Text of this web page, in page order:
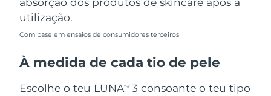
utilização.
Com base em ensaios de consumidores terceiros
À medida de cada tio de pele
Escolhe o teu LUNATM
3 consoante o teu tipo